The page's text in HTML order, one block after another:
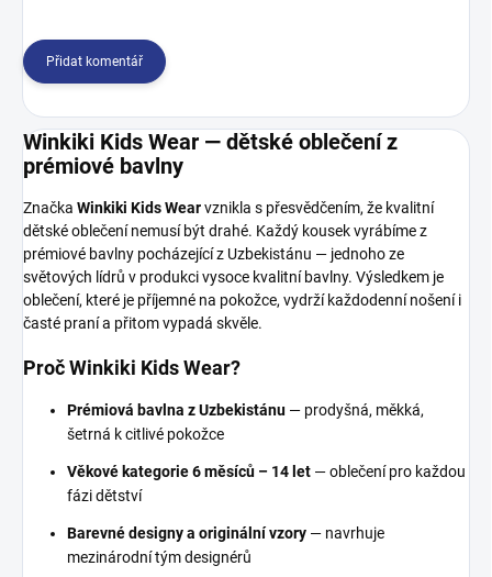
Přidat komentář
Winkiki Kids Wear — dětské oblečení z
prémiové bavlny
Značka Winkiki Kids Wearvznikla s přesvědčením, že kvalitní
dětské oblečení nemusí být drahé. Každý kousek vyrábíme z
prémiové bavlny pocházející z Uzbekistánu — jednoho ze
světových lídrů v produkci vysoce kvalitní bavlny. Výsledkem je
oblečení, které je příjemné na pokožce, vydrží každodenní nošení i
časté praní a přitom vypadá skvěle.
Proč Winkiki Kids Wear?
Prémiová bavlna z Uzbekistánu — prodyšná, měkká,
šetrná k citlivé pokožce
Věkové kategorie 6 měsíců – 14 let — oblečení pro každou
fázi dětství
Barevné designy a originální vzory — navrhuje
mezinárodní tým designérů